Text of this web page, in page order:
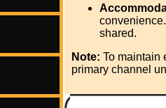
shared.
Note: To maintain
primary channel